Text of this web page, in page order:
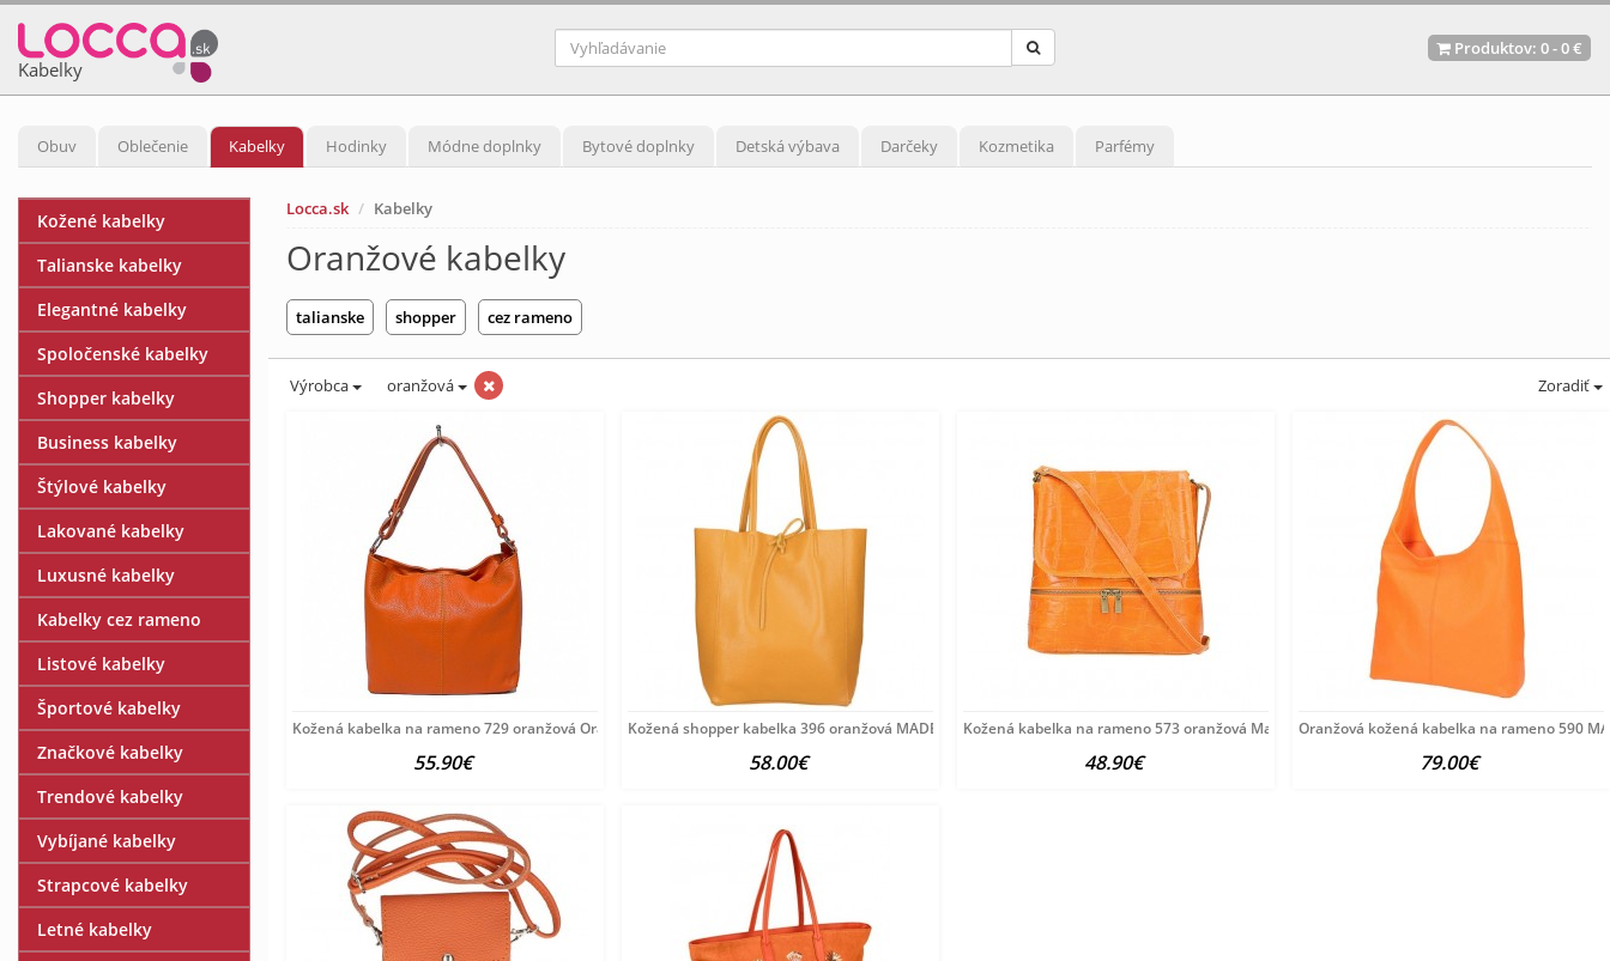
Kabelky
Produktov: 0-0 €
Obuv Oblečenie Kabelky Hodinky Módne doplnky Bytové doplnky Detská výbava Darčeky Kozmetika Parfémy
Locca.sk Kabelky
Oranžové kabelky
talianske shopper cez rameno
Výrobca oranžová Zoradiť
Kožená kabelka na rameno 729 oranžová Oranžová
55.90€
Kožená shopper kabelka 396 oranžová MADE IN ITALY Oranžová
58.00€
Kožená kabelka na rameno 573 oranžová Made in Italy
48.90€
Oranžová kožená kabelka na rameno 590
79.00€
Kožené kabelky
Talianske kabelky
Elegantné kabelky
Spoločenské kabelky
Shopper kabelky
Business kabelky
Štýlové kabelky
Lakované kabelky
Luxusné kabelky
Kabelky cez rameno
Listové kabelky
Športové kabelky
Značkové kabelky
Trendové kabelky
Vybíjané kabelky
Strapcové kabelky
Letné kabelky